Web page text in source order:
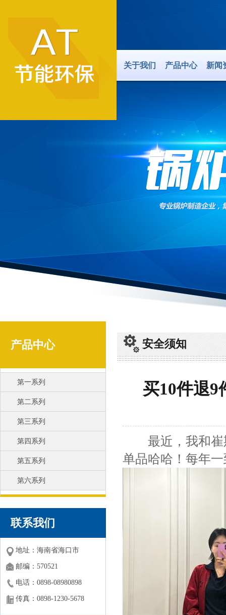
关于我们 产品中心 新闻
产品中心
第一系列
第二系列
第三系列
第四系列
第五系列
第六系列
联系我们
地址：海南省海口市
邮编：570521
电话：0898-08980898
传真：0898-1230-5678
安全须知
买10件退9
最近，我和崔
单品哈哈！每年